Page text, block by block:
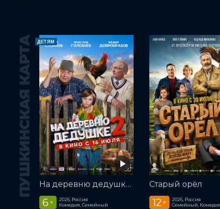
ПУШКИНСКАЯ КАРТА ДЕТЯМ
На деревню дедушке 2
6 +
2026, Россия
Комедия, Семейный
Старый орёл
12 +
2026, Россия
Семейный,